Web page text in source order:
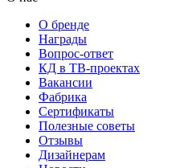
О бренде
Награды
Вопрос-ответ
КД в ТВ-проектах
Вакансии
Фабрика
Сертификаты
Полезные советы
Отзывы
Дизайнерам